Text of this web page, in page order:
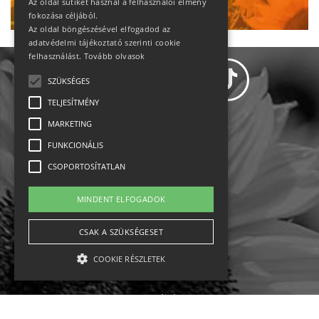
Állásajánlatok
Impresszum-kapcsolat
Jogi nyilatkozat
English
fokozása céljából.
Az oldal böngészésével elfogadod az
adatvédelmi tájékoztató szerinti cookie
felhasználást. Tovább olvasok
SZÜKSÉGES
TELJESÍTMÉNY
MARKETING
FUNKCIONÁLIS
CSOPORTOSÍTATLAN
MINDENT ELFOGADOK
CSAK A SZÜKSÉGESET
COOKIE RÉSZLETEK